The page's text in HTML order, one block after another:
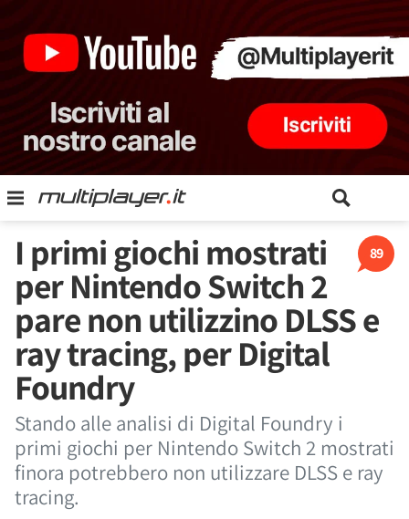
89
I primi giochi mostrati
per Nintendo Switch 2
pare non utilizzino DLSS e
ray tracing, per Digital
Foundry
Stando alle analisi di Digital Foundry i
primi giochi per Nintendo Switch 2 mostrati
finora potrebbero non utilizzare DLSS e ray
tracing.